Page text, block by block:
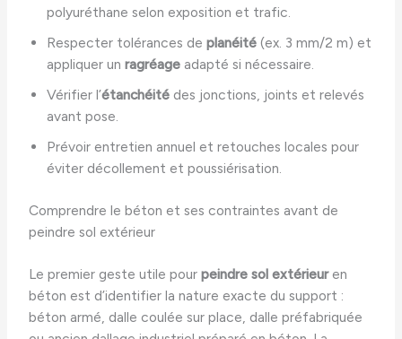
polyuréthane selon exposition et trafic.
Respecter tolérances deplanéité (ex. 3 mm/2 m) et
appliquer unragréage adapté si nécessaire.
Vérifier l’étanchéité des jonctions, joints et relevés
avant pose.
Prévoir entretien annuel et retouches locales pour
éviter décollement et poussiérisation.
Comprendre le béton et ses contraintes avant de
peindre sol extérieur
Le premier geste utile pourpeindre sol extérieuren
béton est d’identifier la nature exacte du support :
béton armé, dalle coulée sur place, dalle préfabriquée